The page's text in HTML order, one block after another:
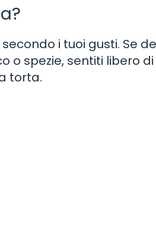
i tuoi gusti. Se
o spezie, sentiti libero
torta.